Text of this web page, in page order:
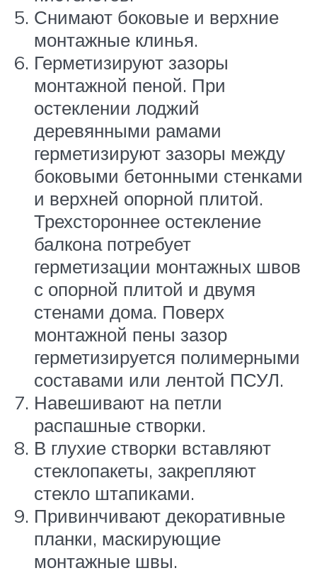
Снимают боковые и верхние
монтажные клинья.
Герметизируют зазоры
монтажной пеной. При
остеклении лоджий
деревянными рамами
герметизируют зазоры между
боковыми бетонными стенками
и верхней опорной плитой.
Трехстороннее остекление
балкона потребует
герметизации монтажных швов
с опорной плитой и двумя
стенами дома. Поверх
монтажной пены зазор
герметизируется полимерными
составами или лентой ПСУЛ.
Навешивают на петли
распашные створки.
В глухие створки вставляют
стеклопакеты, закрепляют
стекло штапиками.
Привинчивают декоративные
планки, маскирующие
монтажные швы.